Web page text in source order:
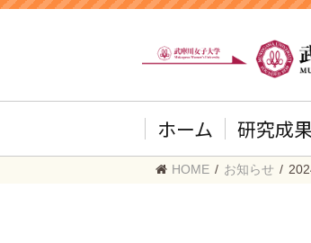
ホーム 研究成
HOME / お知らせ /